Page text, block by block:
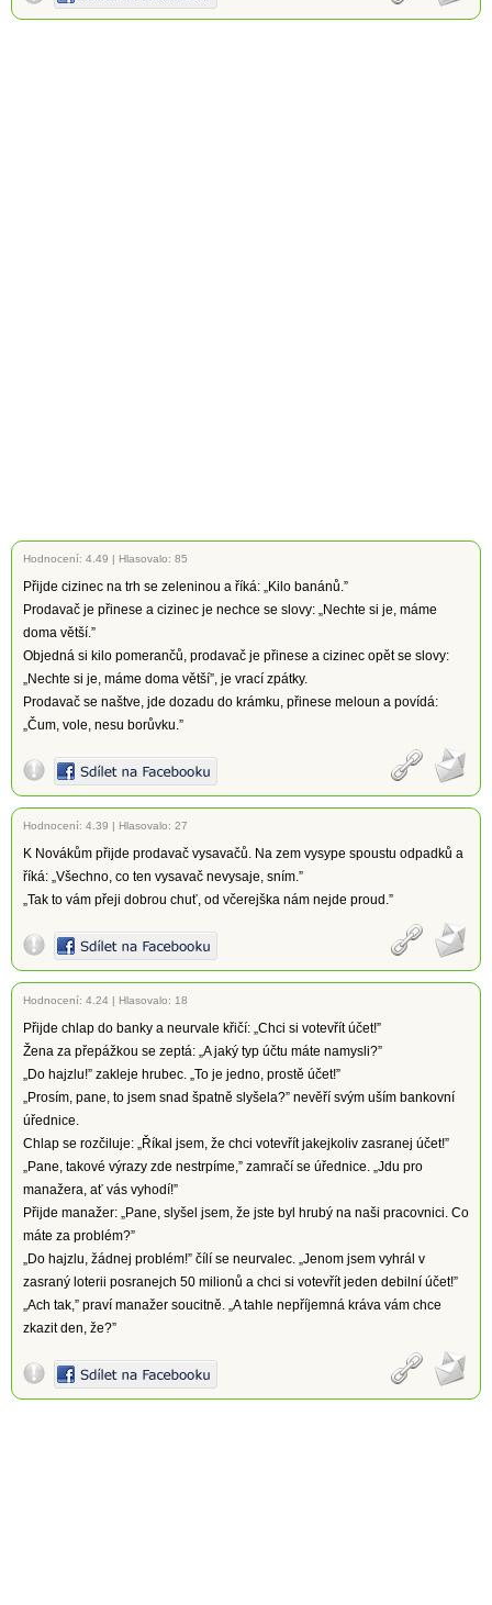
Hodnocení: 4.49 | Hlasovalo: 85
Přijde cizinec na trh se zeleninou a říká: „Kilo banánů.”
Prodavač je přinese a cizinec je nechce se slovy: „Nechte si je, máme
doma větší.”
Objedná si kilo pomerančů, prodavač je přinese a cizinec opět se slovy:
„Nechte si je, máme doma větší”, je vrací zpátky.
Prodavač se naštve, jde dozadu do krámku, přinese meloun a povídá:
„Čum, vole, nesu borůvku.”
Hodnocení: 4.39 | Hlasovalo: 27
K Novákům přijde prodavač vysavačů. Na zem vysype spoustu odpadků a
říká: „Všechno, co ten vysavač nevysaje, sním.”
„Tak to vám přeji dobrou chuť, od včerejška nám nejde proud.”
Hodnocení: 4.24 | Hlasovalo: 18
Přijde chlap do banky a neurvale křičí: „Chci si votevřít účet!”
Žena za přepážkou se zeptá: „A jaký typ účtu máte namysli?”
„Do hajzlu!” zakleje hrubec. „To je jedno, prostě účet!”
„Prosím, pane, to jsem snad špatně slyšela?” nevěří svým uším bankovní
úřednice.
Chlap se rozčiluje: „Říkal jsem, že chci votevřít jakejkoliv zasranej účet!”
„Pane, takové výrazy zde nestrpíme,” zamračí se úřednice. „Jdu pro
manažera, ať vás vyhodí!”
Přijde manažer: „Pane, slyšel jsem, že jste byl hrubý na naši pracovnici. Co
máte za problém?”
„Do hajzlu, žádnej problém!” čílí se neurvalec. „Jenom jsem vyhrál v
zasraný loterii posranejch 50 milionů a chci si votevřít jeden debilní účet!”
„Ach tak,” praví manažer soucitně. „A tahle nepříjemná kráva vám chce
zkazit den, že?”